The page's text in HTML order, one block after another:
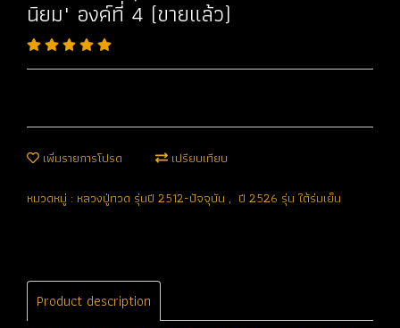
นิยม" องค์ที่ 4 (ขายแล้ว)
เพิ่มรายการโปรด เปรียบเทียบ
หมวดหมู่ : หลวงปู่ทวด รุ่นปี 2512-ปัจจุบัน , ปี 2526 รุ่น ใต้ร่มเย็น
Product description